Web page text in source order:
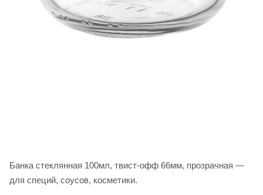
Банка стеклянная 100мл, твист-офф 66мм, прозрачная —
для специй, соусов, косметики.